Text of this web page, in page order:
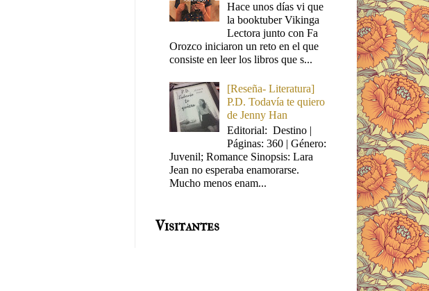
Hace unos días vi que
la booktuber Vikinga
Lectora junto con Fa
Orozco iniciaron un reto en el que
consiste en leer los libros que s...
[Reseña- Literatura]
P.D. Todavía te quiero
de Jenny Han
Editorial: Destino |
Páginas: 360 | Género:
Juvenil; Romance Sinopsis: Lara
Jean no esperaba enamorarse.
Mucho menos enam...
Visitantes